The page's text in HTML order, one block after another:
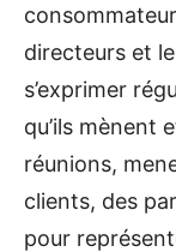
directeurs et
s’exprimer
qu’ils mènent
réunions,
clients, des
pour